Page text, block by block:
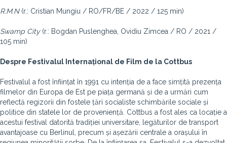
R.M.N(r.: Cristian Mungiu / RO/FR/BE / 2022 / 125 min)
Swamp City(r.: Bogdan Puslenghea, Ovidiu Zimcea / RO / 2021 /
105 min)
Despre Festivalul Internațional de Film de la Cottbus
Festivalul a fost înființat în 1991 cu intenția de a face simțită prezența
filmelor din Europa de Est pe piața germană și de a urmări cum
reflectă regizorii din fostele țări socialiste schimbările sociale și
politice din statele lor de proveniență. Cottbus a fost ales ca locație a
acestui festival datorită tradiției universitare, legăturilor de transport
avantajoase cu Berlinul, precum și așezării centrale a orașului în